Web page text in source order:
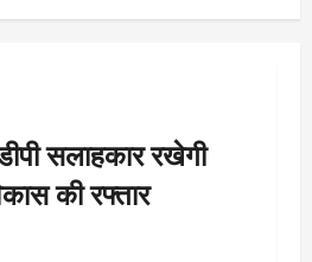
सलाहकार रखेगी
की रफ्तार